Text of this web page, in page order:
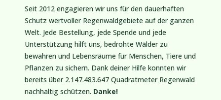
Seit 2012 engagieren wir uns für den dauerhaften
Schutz wertvoller Regenwaldgebiete auf der ganzen
Welt. Jede Bestellung, jede Spende und jede
Unterstützung hilft uns, bedrohte Wälder zu
bewahren und Lebensräume für Menschen, Tiere und
Pflanzen zu sichern. Dank deiner Hilfe konnten wir
bereits über 2.147.483.647 Quadratmeter Regenwald
nachhaltig schützen. Danke!